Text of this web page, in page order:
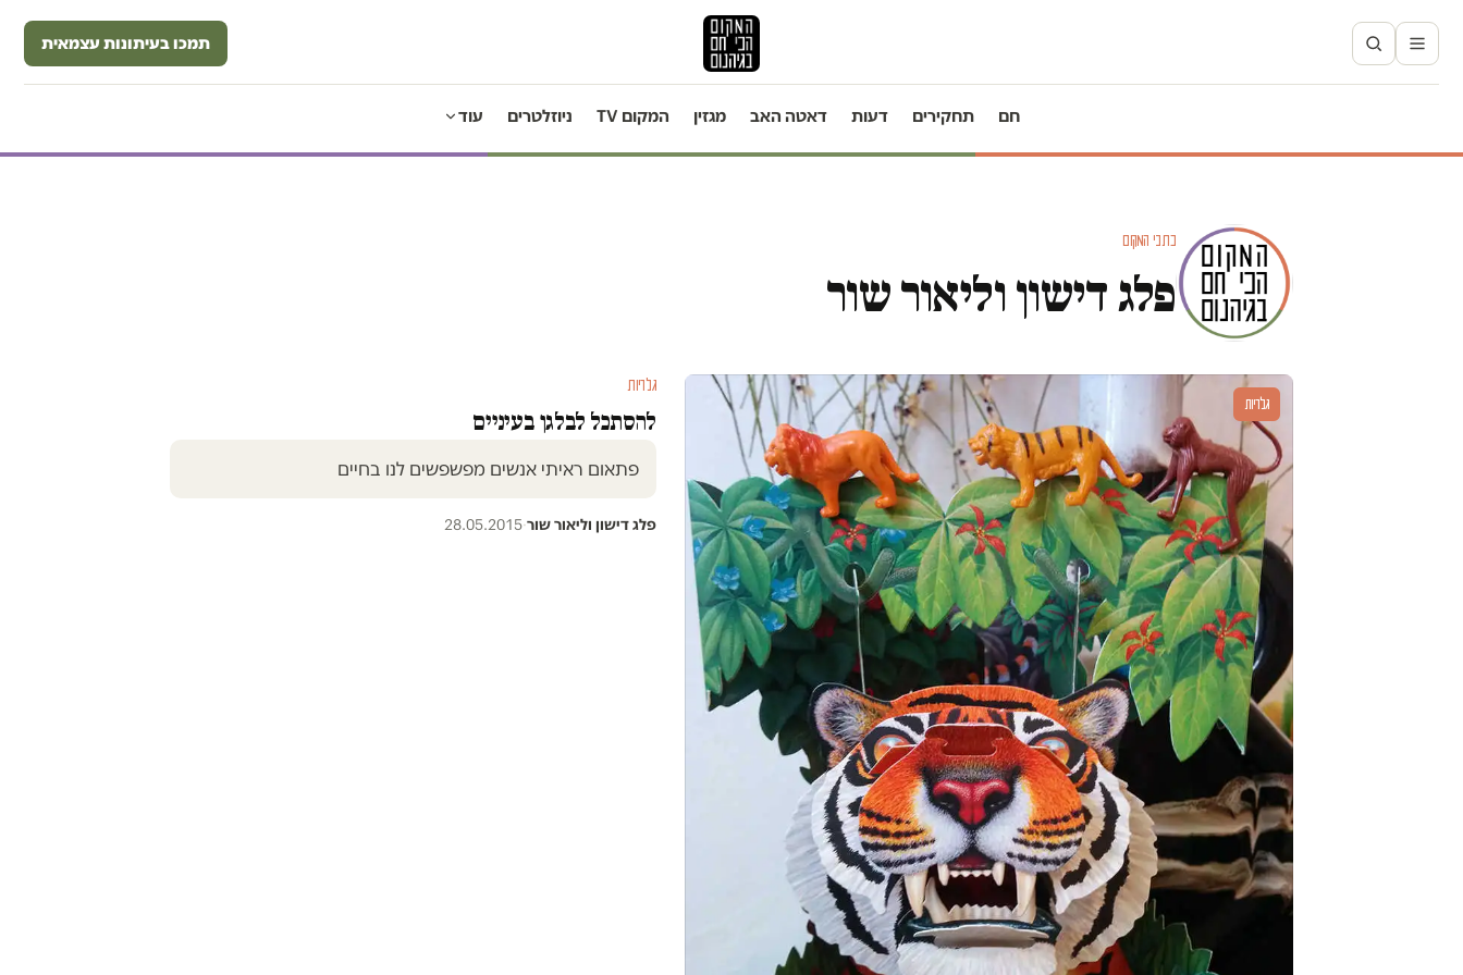
תמכו בעיתונות עצמאית
חם תחקירים דעות דאטה האב מגזין המקום TV ניוזלטרים עוד
כתבי המקום
פלג דישון וליאור שור
גלריות
גלריות
להסתכל לבלגן בעיניים
פתאום ראיתי אנשים מפשפשים לנו בחיים
פלג דישון וליאור שור·
28.05.2015